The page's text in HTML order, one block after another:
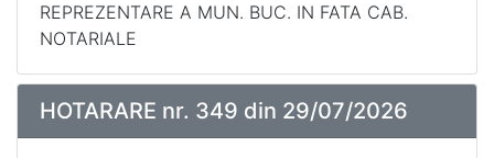
REPREZENTARE A MUN. BUC. IN FATA CAB.
NOTARIALE
HOTARARE nr. 349 din 29/07/2026